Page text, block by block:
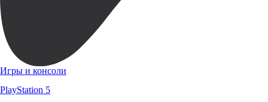
Игры и консоли
PlayStation 5